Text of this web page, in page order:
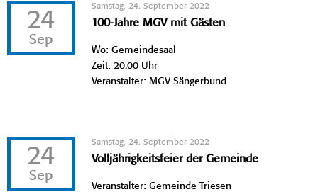
24
Sep
Samstag, 24. September 2022
100-Jahre MGV mit Gästen
Wo: Gemeindesaal
Zeit: 20.00 Uhr
Veranstalter: MGV Sängerbund
24
Sep
Samstag, 24. September 2022
Volljährigkeitsfeier der Gemeinde
Veranstalter: Gemeinde Triesen